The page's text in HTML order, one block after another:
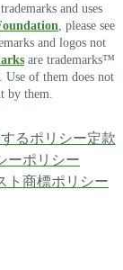
and uses
, please see
and logos not
are trademarks™
of them does not
by them.
るポリシー定款
ーポリシー
ト 商標ポリシー